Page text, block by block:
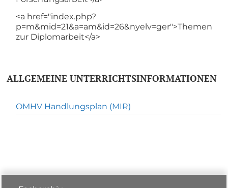
<a href="index.php?
p=m&mid=21&a=am&id=26&nyelv=ger">Themen
zur Diplomarbeit</a>
ALLGEMEINE UNTERRICHTSINFORMATIONEN
OMHV Handlungsplan (MIR)